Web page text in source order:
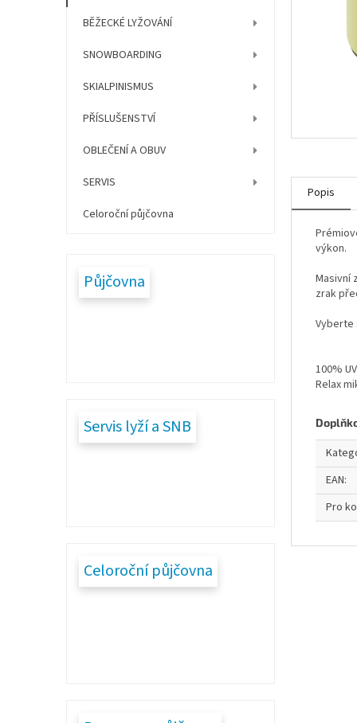
BĚŽECKÉ LYŽOVÁNÍ
SNOWBOARDING
SKIALPINISMUS
PŘÍSLUŠENSTVÍ
OBLEČENÍ A OBUV
SERVIS
Celoroční půjčovna
Půjčovna
Servis lyží a SNB
Celoroční půjčovna
Popis
výkon.
Masivní
zrak
Vyberte
100% UV
Relax
EAN:
Pro